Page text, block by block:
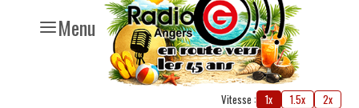
Menu
Vitesse : 1x 1.5x 2x